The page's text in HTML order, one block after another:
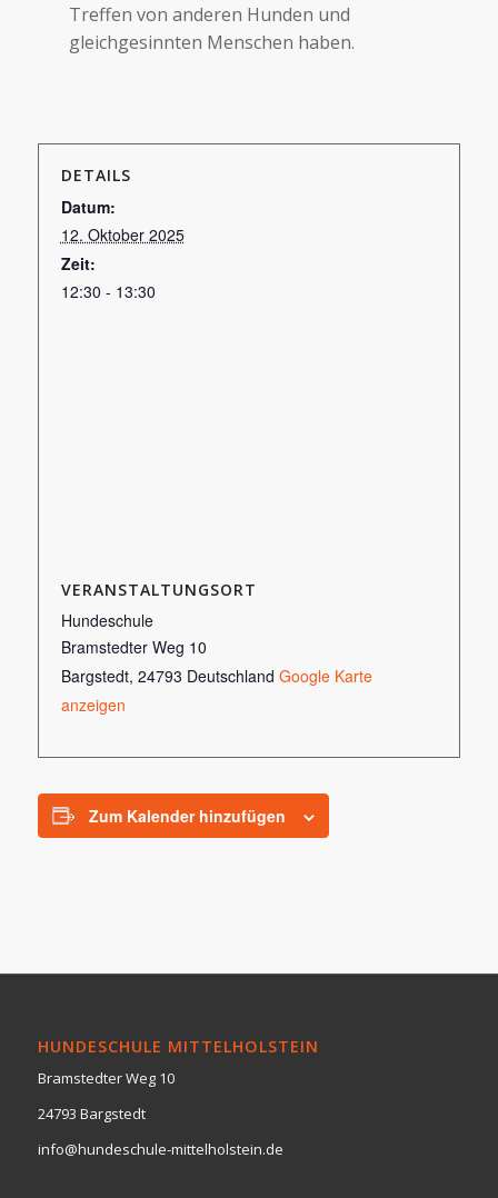
Treffen von anderen Hunden und
gleichgesinnten Menschen haben.
DETAILS
Datum:
12. Oktober 2025
Zeit:
12:30 - 13:30
VERANSTALTUNGSORT
Hundeschule
Bramstedter Weg 10
Bargstedt, 24793 Deutschland Google Karte
anzeigen
Zum Kalender hinzufügen
HUNDESCHULE MITTELHOLSTEIN
Bramstedter Weg 10
24793 Bargstedt
info@hundeschule-mittelholstein.de